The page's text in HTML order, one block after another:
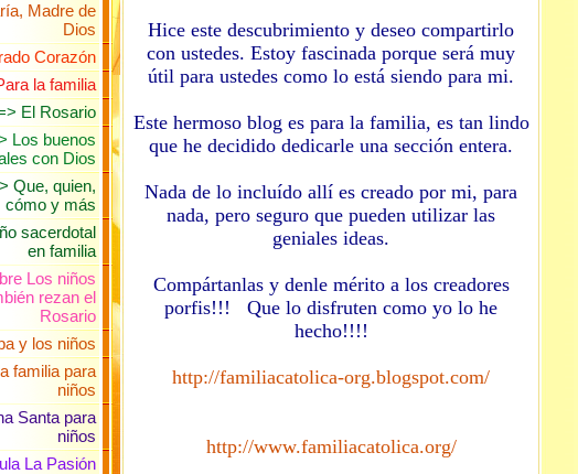
Madre de
Dios
Corazón
la familia
El Rosario
Los buenos
con Dios
Que, quien,
cómo y más
sacerdotal
en familia
Los niños
rezan el
Rosario
y los niños
familia para
niños
Santa para
niños
La Pasión
Hice este descubrimiento y deseo compartirlo
con ustedes. Estoy fascinada porque será muy
útil para ustedes como lo está siendo para mi.
Este hermoso blog es para la familia, es tan lindo
que he decidido dedicarle una sección entera.
Nada de lo incluído allí es creado por mi, para
nada, pero seguro que pueden utilizar las
geniales ideas.
Compártanlas y denle mérito a los creadores
porfis!!! Que lo disfruten como yo lo he
hecho!!!!
http://familiacatolica-org.blogspot.com/
http://www.familiacatolica.org/